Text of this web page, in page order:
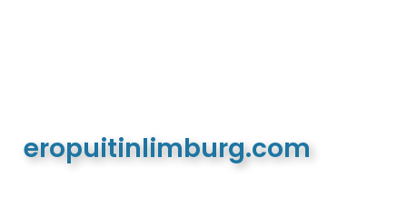
eropuitinlimburg.com